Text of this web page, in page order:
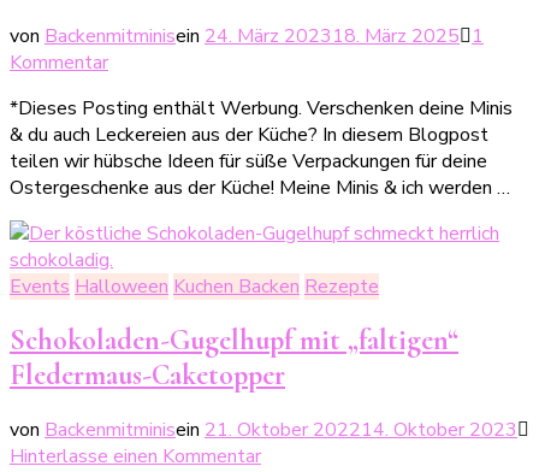
von Backenmitminisein 24. März 202318. März 2025 1
Kommentarzu
großartige
Verpackungsideen
für
deine
Ostergeschenke
aus
der
Küche
incl.
Druckvorlage)
*Dieses Posting enthält Werbung. Verschenken deine Minis
& du auch Leckereien aus der Küche? In diesem Blogpost
teilen wir hübsche Ideen für süße Verpackungen für deine
Ostergeschenke aus der Küche! Meine Minis & ich werden …
Events Halloween Kuchen Backen Rezepte
Schokoladen-Gugelhupf mit „faltigen“
Fledermaus-Caketopper
von Backenmitminisein 21. Oktober 202214. Oktober 2023
Hinterlasse einen Kommentarzu